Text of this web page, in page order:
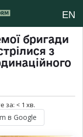
EN
бригади
з
за: < 1 хв.
в Google